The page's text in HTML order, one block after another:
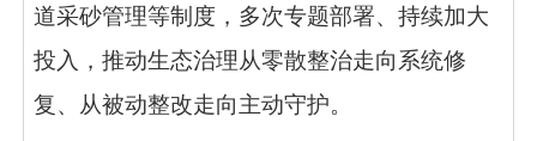
道采砂管理等制度，多次专题部署、持续加大
投入，推动生态治理从零散整治走向系统修
复、从被动整改走向主动守护。